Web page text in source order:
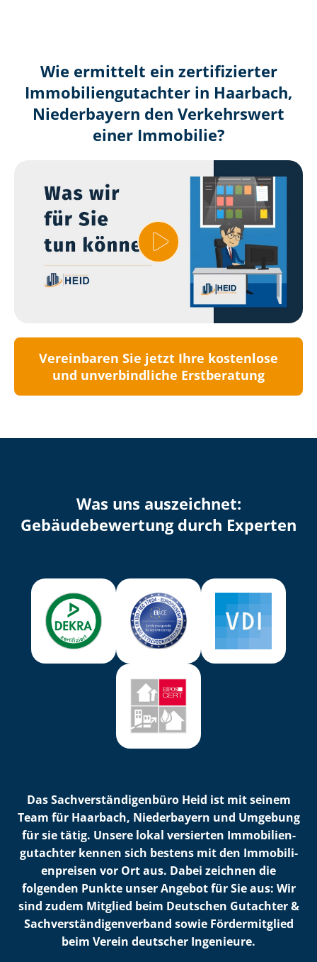
Wie ermittelt ein zertifizierter
Immobilien­gutachter in Haarbach,
Niederbayern den Verkehrswert
einer Immobilie?
Vereinbaren Sie jetzt Ihre kostenlose
und unverbindliche Erstberatung
Was uns auszeichnet:
Ge­bäu­de­be­wer­tung durch Experten
Das Sach­ver­stän­di­gen­bü­ro Heid ist mit seinem
Team für Haarbach, Niederbayern und Umgebung
für sie tätig. Unsere lokal versierten Im­mo­bi­li­en­
gut­ach­ter kennen sich bestens mit den Im­mo­bi­li­
en­prei­sen vor Ort aus. Dabei zeichnen die
folgenden Punkte unser Angebot für Sie aus: Wir
sind zudem Mitglied beim Deutschen Gutachter &
Sach­ver­stän­di­gen­ver­band sowie Fördermitglied
beim Verein deutscher Ingenieure.